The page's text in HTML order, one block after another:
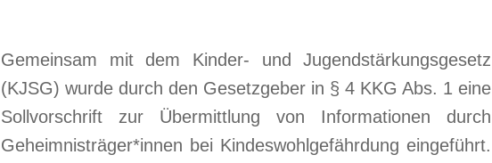
Gemeinsam mit dem Kinder- und Jugendstärkungsgesetz
(KJSG) wurde durch den Gesetzgeber in § 4 KKG Abs. 1 eine
Sollvorschrift zur Übermittlung von Informationen durch
Geheimnisträger*innen bei Kindeswohlgefährdung eingeführt.